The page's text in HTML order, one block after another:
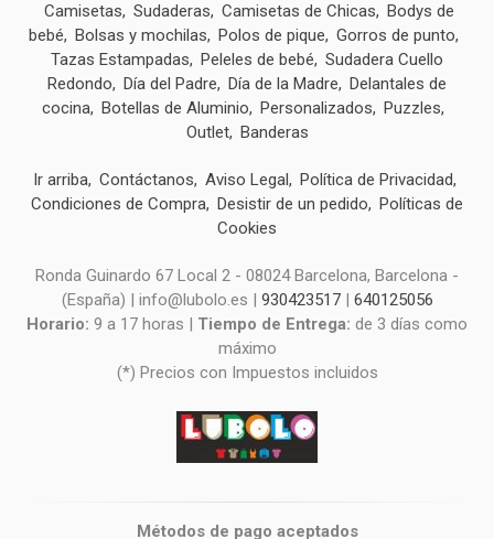
Camisetas Sudaderas Camisetas de Chicas
Bodys de
bebé
Bolsas y mochilas Polos de pique
Gorros de punto
Tazas Estampadas
Peleles de bebé
Sudadera Cuello
Redondo
Día del Padre Día de la Madre
Delantales de
cocina Botellas de Aluminio Personalizados
Puzzles
Outlet Banderas
Ir arriba Contáctanos Aviso Legal
Política de Privacidad
Condiciones de Compra Desistir de un pedido
Políticas de
Cookies
Ronda Guinardo 67 Local 2 - 08024 Barcelona, Barcelona -
(España) | info@lubolo.es | 930423517| 640125056
Horario: 9 a 17 horas | Tiempo de Entrega: de 3 días como
máximo
(*) Precios con Impuestos incluidos
Métodos de pago aceptados